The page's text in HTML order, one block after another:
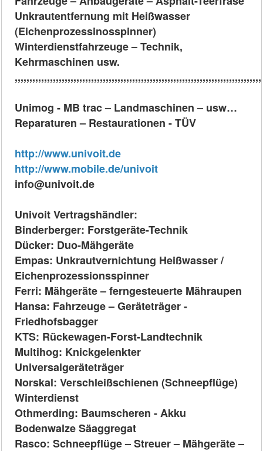
Unkrautentfernung mit Heißwasser
(Eichenprozessinosspinner)
Winterdienstfahrzeuge – Technik,
Kehrmaschinen usw.
Unimog - MB trac – Landmaschinen – usw…
Reparaturen – Restaurationen - TÜV
http://www.univoit.de
http://www.mobile.de/univoit
info@univoit.de
Univoit Vertragshändler:
Binderberger: Forstgeräte-Technik
Dücker: Duo-Mähgeräte
Empas: Unkrautvernichtung Heißwasser /
Eichenprozessionsspinner
Ferri: Mähgeräte – ferngesteuerte Mähraupen
Hansa: Fahrzeuge – Geräteträger -
Friedhofsbagger
KTS: Rückewagen-Forst-Landtechnik
Multihog: Knickgelenkter
Universalgeräteträger
Norskal: Verschleißschienen (Schneepflüge)
Winterdienst
Othmerding: Baumscheren - Akku
Bodenwalze Säaggregat
Rasco: Schneepflüge – Streuer – Mähgeräte –